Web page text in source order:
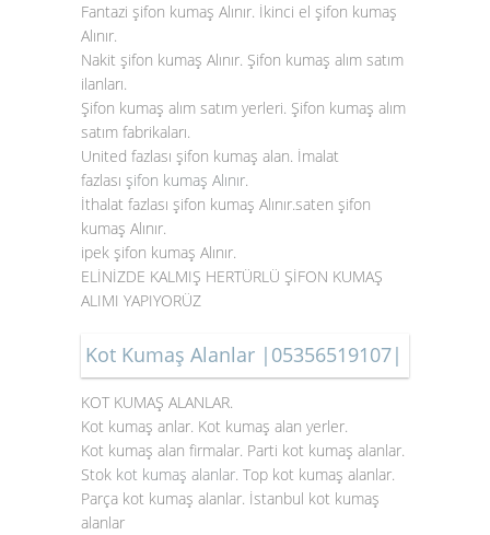
Fantazi şifon kumaş Alınır. İkinci el şifon kumaş
Alınır.
Nakit şifon kumaş Alınır. Şifon kumaş alım satım
ilanları.
Şifon kumaş alım satım yerleri. Şifon kumaş alım
satım fabrikaları.
United fazlası şifon kumaş alan. İmalat
fazlası şifon kumaş Alınır.
İthalat fazlası şifon kumaş Alınır.saten şifon
kumaş Alınır.
ipek şifon kumaş Alınır.
ELİNİZDE KALMIŞ HERTÜRLÜ ŞİFON KUMAŞ
ALIMI YAPIYORÜZ
Kot Kumaş Alanlar |05356519107|
KOT KUMAŞ ALANLAR.
Kot kumaş anlar. Kot kumaş alan yerler.
Kot kumaş alan firmalar. Parti kot kumaş alanlar.
Stok kot kumaş alanlar. Top kot kumaş alanlar.
Parça kot kumaş alanlar. İstanbul kot kumaş
alanlar